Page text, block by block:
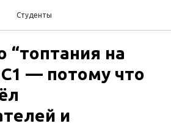
Студенты
“топтания на
— потому что
и